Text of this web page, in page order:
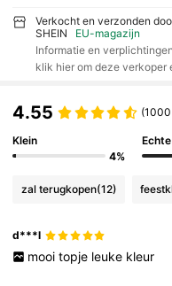
Verkocht en verzonden
SHEIN
EU-magazijn
Informatie en
klik hier om deze verkoper
4.55
Klein
4%
zal terugkopen(12)
d***l
mooi topje leuke kleur